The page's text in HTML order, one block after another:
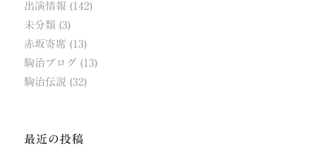
出演情報 (142)
未分類 (3)
赤坂寄席 (13)
駒治ブログ (13)
駒治伝説 (32)
最近の投稿